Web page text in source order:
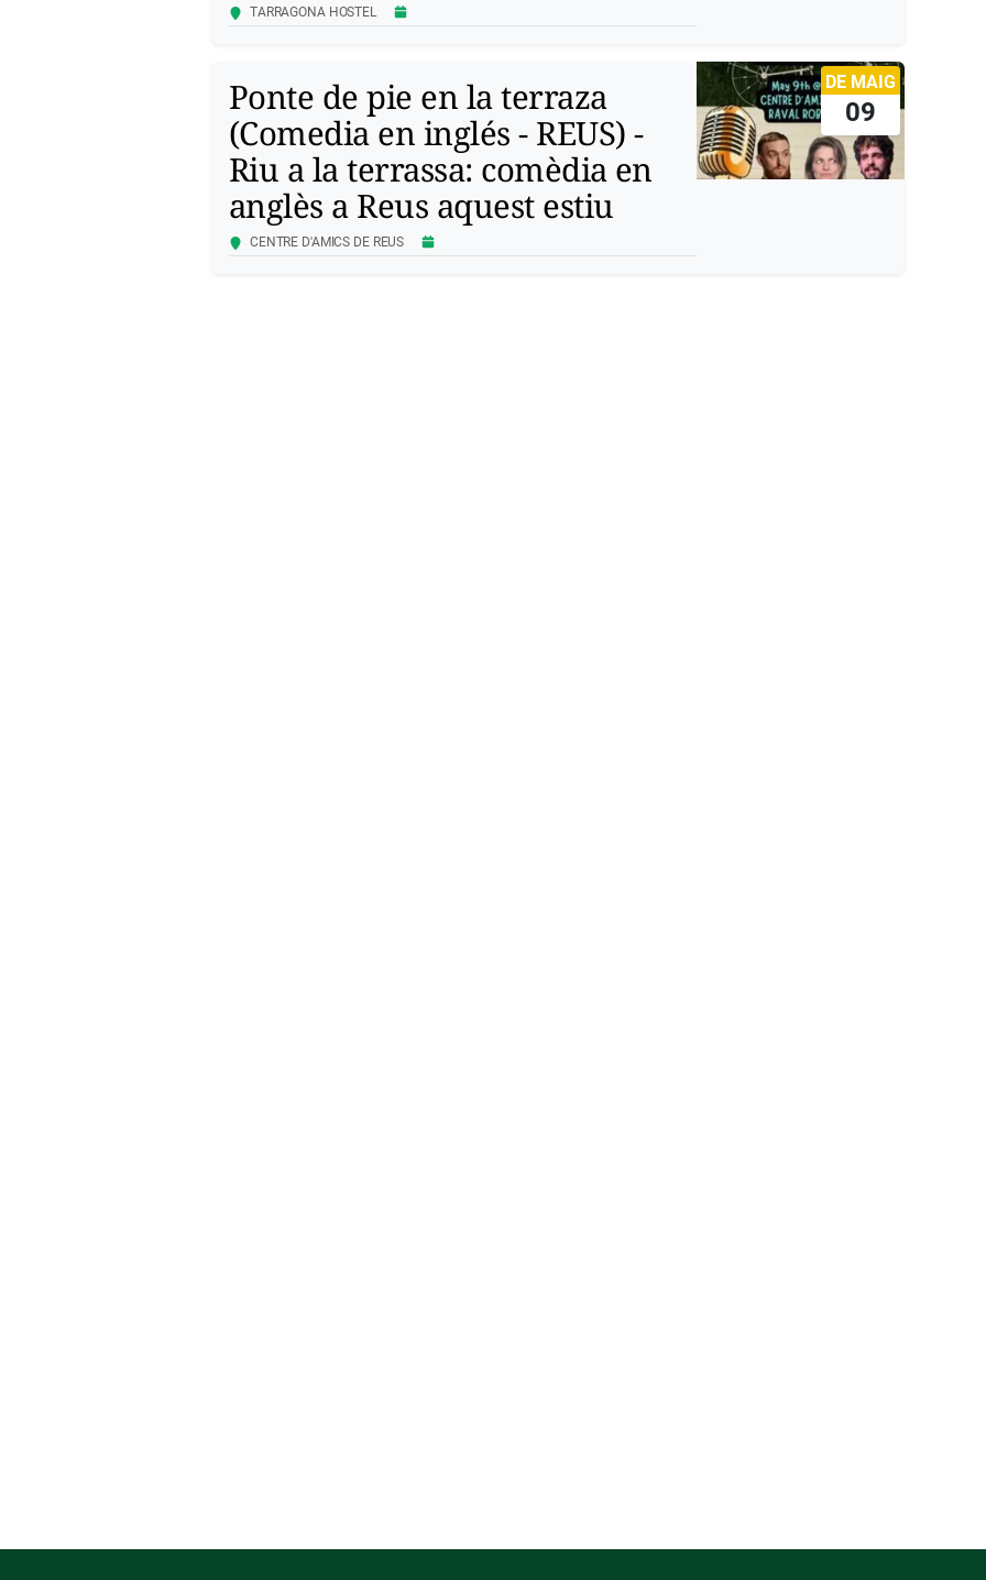
TARRAGONA HOSTEL
Ponte de pie en la terraza
(Comedia en inglés - REUS) -
Riu a la terrassa: comèdia en
anglès a Reus aquest estiu
CENTRE D'AMICS DE REUS
DE MAIG
09